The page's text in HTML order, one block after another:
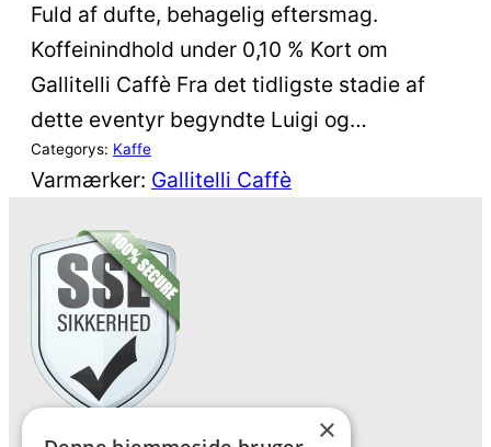
Fuld af dufte, behagelig eftersmag.
Koffeinindhold under 0,10 % Kort om
Gallitelli Caffè Fra det tidligste stadie af
dette eventyr begyndte Luigi og…
Categorys: Kaffe
Varmærker: Gallitelli Caffè
×